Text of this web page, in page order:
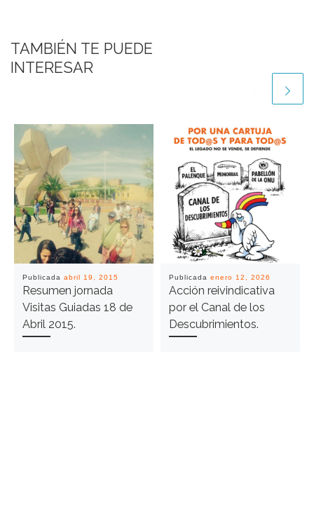
TAMBIÉN TE PUEDE
INTERESAR
Publicada abril 19, 2015
Resumen jornada
Visitas Guiadas 18 de
Abril 2015.
Publicada enero 12, 2026
Acción reivindicativa
por el Canal de los
Descubrimientos.